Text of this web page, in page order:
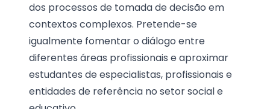
dos processos de tomada de decisão em
contextos complexos. Pretende-se
igualmente fomentar o diálogo entre
diferentes áreas profissionais e aproximar
estudantes de especialistas, profissionais e
entidades de referência no setor social e